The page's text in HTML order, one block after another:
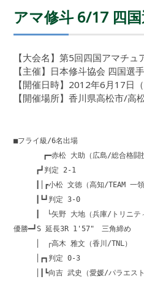
アマ修斗 6/17 四
【大会名】第5回四国アマチュ
【主催】日本修斗協会 四国選
【開催日時】2012年6月17日（
【開催場所】香川県高松市/
■フライ級/6名出場
┏━赤松 大助（広島/総合格闘技
┏┛判定 2-1
┃│┏小松 文徳（高知/TEAM 一領
┃┗┛判定 3-0
┃ └矢野 大地（兵庫/トリニティ
優勝━┛S 延長3R 1'57" 三角締め
│ ┌高木 雅文（香川/TNL）
│┏┓判定 0-3
│┃┗向吉 武史（愛媛/パラエスト